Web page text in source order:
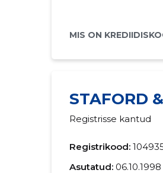
MIS ON
STAFORD
Registrisse kantud
Registrikood:
Asutatud: